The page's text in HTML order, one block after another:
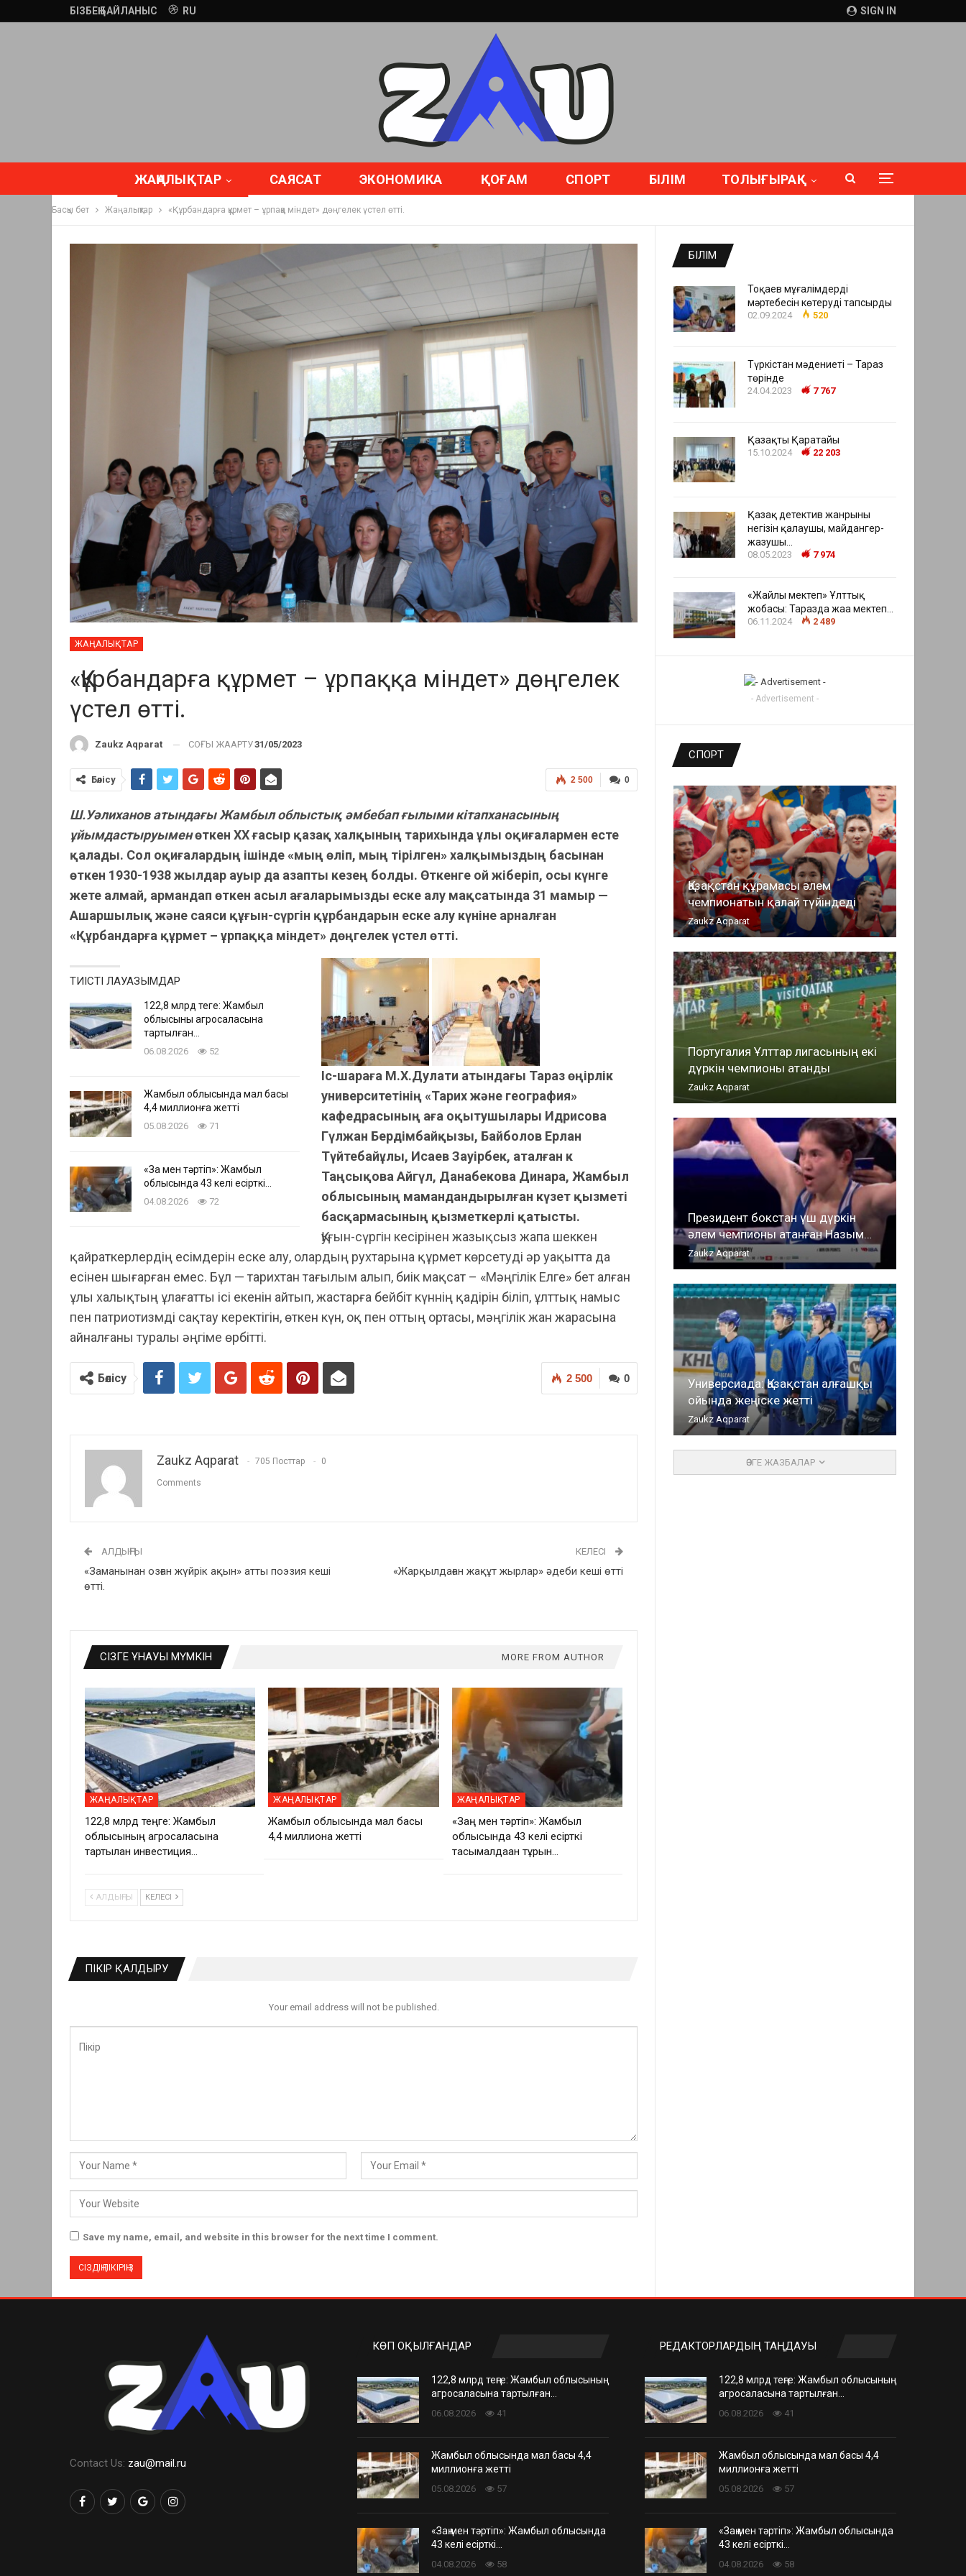
SIGN IN
БІЗБЕҢ БАЙЛАНЫС RU
ЖАҢАЛЫҚТАР САЯСАТ ЭКОНОМИКА ҚОҒАМ СПОРТ БІЛІМ ТОЛЫҒЫРАҚ
Басқы бет Жаңалықтар «Құрбандарға құрмет – ұрпаққа міндет» дөңгелек үстел өтті.
ЖАҢАЛЫҚТАР
«Құрбандарға құрмет – ұрпаққа міндет» дөңгелек
үстел өтті.
Zaukz Aqparat СОҢҒЫ ЖАҢАРТУ31/05/2023
0
2 500
Бөлісу
Ш.Уәлиханов атындағы Жамбыл облыстық әмбебап ғылыми кітапханасының
ұйымдастыруыменөткен ХХ ғасыр қазақ халқының тарихында ұлы оқиғалармен есте
қалады. Сол оқиғалардың ішінде «мың өліп, мың тірілген» халқымыздың басынан
өткен 1930-1938 жылдар ауыр да азапты кезең болды. Өткенге ой жіберіп, осы күнге
жете алмай, армандап өткен асыл ағаларымызды еске алу мақсатында 31 мамыр —
Ашаршылық және саяси құғын-сүргін құрбандарын еске алу күніне арналған
«Құрбандарға құрмет – ұрпаққа міндет» дөңгелек үстел өтті.
ТИІСТІ ЛАУАЗЫМДАР
122,8 млрд теңге: Жамбыл
облысының агросаласына
тартылған…
06.08.2026 52
Жамбыл облысында мал басы
4,4 миллионға жетті
05.08.2026 71
«Заң мен тәртіп»: Жамбыл
облысында 43 келі есірткі…
04.08.2026 72
Іс-шараға М.Х.Дулати атындағы Тараз өңірлік
университетінің «Тарих және география»
кафедрасының аға оқытушылары Идрисова
Гүлжан Бердімбайқызы, Байболов Ерлан
Түйтебайұлы, Исаев Зауірбек, аталған к
Таңсықова Айгүл, Данабекова Динара, Жамбыл
облысының мамандандырылған күзет қызметі
басқармасының қызметкерлі қатысты.
Қуғын-сүргін кесірінен жазықсыз жапа шеккен
қайраткерлердің есімдерін еске алу, олардың рухтарына құрмет көрсетуді әр уақытта да
есінен шығарған емес. Бұл — тарихтан тағылым алып, биік мақсат – «Мәңгілік Елге» бет алған
ұлы халықтың ұлағатты ісі екенін айтып, жастарға бейбіт күннің қадірін біліп, ұлттық намыс
пен патриотизмді сақтау керектігін, өткен күн, оқ пен оттың ортасы, мәңгілік жан жарасына
айналғаны туралы әңгіме өрбітті.
0
2 500
Бөлісу
Zaukz Aqparat 705 Посттар 0
Comments
АЛДЫҢҒЫ
«Заманынан озған жүйрік ақын» атты поэзия кеші
өтті.
КЕЛЕСІ
«Жарқылдаған жақұт жырлар» әдеби кеші өтті
СІЗГЕ ҰНАУЫ МҮМКІН MORE FROM AUTHOR
ЖАҢАЛЫҚТАР
122,8 млрд теңге: Жамбыл
облысының агросаласына
тартылған инвестиция…
ЖАҢАЛЫҚТАР
Жамбыл облысында мал басы
4,4 миллионға жетті
ЖАҢАЛЫҚТАР
«Заң мен тәртіп»: Жамбыл
облысында 43 келі есірткі
тасымалдаған тұрғын…
АЛДЫҢҒЫ КЕЛЕСІ
ПІКІР ҚАЛДЫРУ
Your email address will not be published.
Save my name, email, and website in this browser for the next time I comment.
БІЛІМ
Тоқаев мұғалімдердің
мәртебесін көтеруді тапсырды
02.09.2024 520
Түркістан мәдениеті – Тараз
төрінде
24.04.2023 7 767
Қазақтың Қаратайы
15.10.2024 22 203
Қазақ детектив жанрының
негізін қалаушы, майдангер-
жазушы…
08.05.2023 7 974
«Жайлы мектеп» Ұлттық
жобасы: Таразда жаңа мектеп…
06.11.2024 2 489
- Advertisement -
СПОРТ
Қазақстан құрамасы әлем
чемпионатын қалай түйіндеді
Zaukz Aqparat
Португалия Ұлттар лигасының екі
дүркін чемпионы атанды
Zaukz Aqparat
Президент бокстан үш дүркін
әлем чемпионы атанған Назым…
Zaukz Aqparat
Универсиада: Қазақстан алғашқы
ойында жеңіске жетті
Zaukz Aqparat
ӨЗГЕ ЖАЗБАЛАР
Contact Us: zau@mail.ru
КӨП ОҚЫЛҒАНДАР
122,8 млрд теңге: Жамбыл облысының
агросаласына тартылған…
06.08.2026 41
Жамбыл облысында мал басы 4,4
миллионға жетті
05.08.2026 57
«Заң мен тәртіп»: Жамбыл облысында
43 келі есірткі…
04.08.2026 58
РЕДАКТОРЛАРДЫҢ ТАҢДАУЫ
122,8 млрд теңге: Жамбыл облысының
агросаласына тартылған…
06.08.2026 41
Жамбыл облысында мал басы 4,4
миллионға жетті
05.08.2026 57
«Заң мен тәртіп»: Жамбыл облысында
43 келі есірткі…
04.08.2026 58